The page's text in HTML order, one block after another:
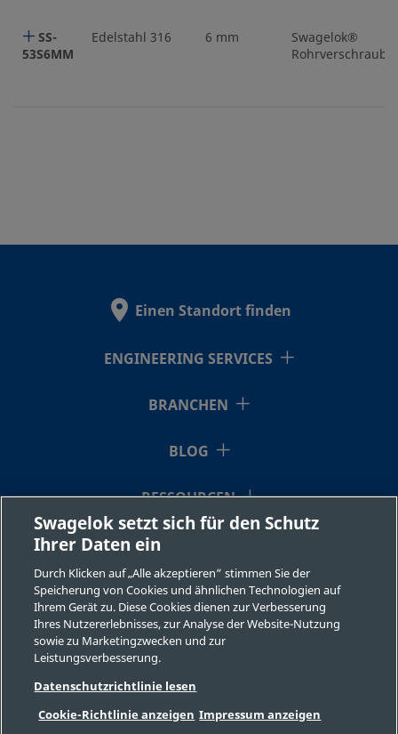
SS-
53S6MM
Edelstahl 316 6 mm
Swagelok®
Einen Standort finden
ENGINEERING SERVICES
BRANCHEN
BLOG
RESSOURCEN
ÜBER UNS
©2026 Swagelok Company. Alle Rechte vorbehalten.
Datenschutzbestimmungen
Swagelok setzt sich für den Schutz
Ihrer Daten ein
Durch Klicken auf „Alle akzeptieren“ stimmen Sie der
Speicherung von Cookies und ähnlichen Technologien auf
Ihrem Gerät zu. Diese Cookies dienen zur Verbesserung
Ihres Nutzererlebnisses, zur Analyse der Website-Nutzung
sowie zu Marketingzwecken und zur
Leistungsverbesserung.
Datenschutzrichtlinie lesen
Cookie-Richtlinie anzeigen Impressum anzeigen